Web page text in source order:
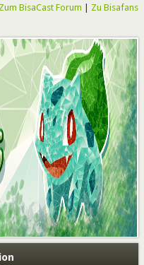
Zum BisaCast Forum Zu Bisafans